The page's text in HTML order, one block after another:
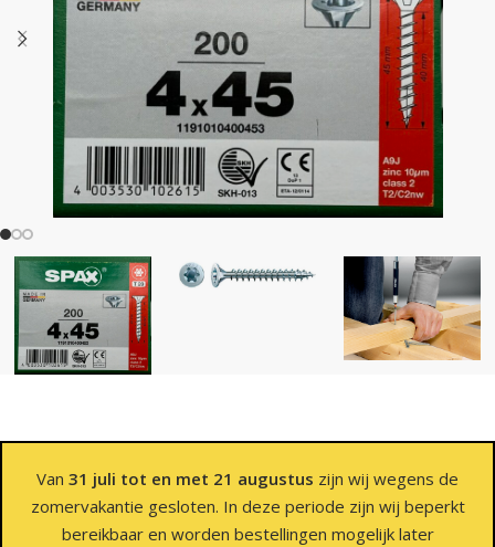
Van 31 juli tot en met 21 augustus zijn wij wegens de
zomervakantie gesloten. In deze periode zijn wij beperkt
bereikbaar en worden bestellingen mogelijk later